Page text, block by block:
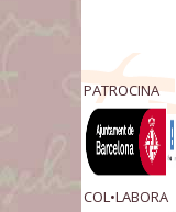
PATROCINA
COL•LABORA